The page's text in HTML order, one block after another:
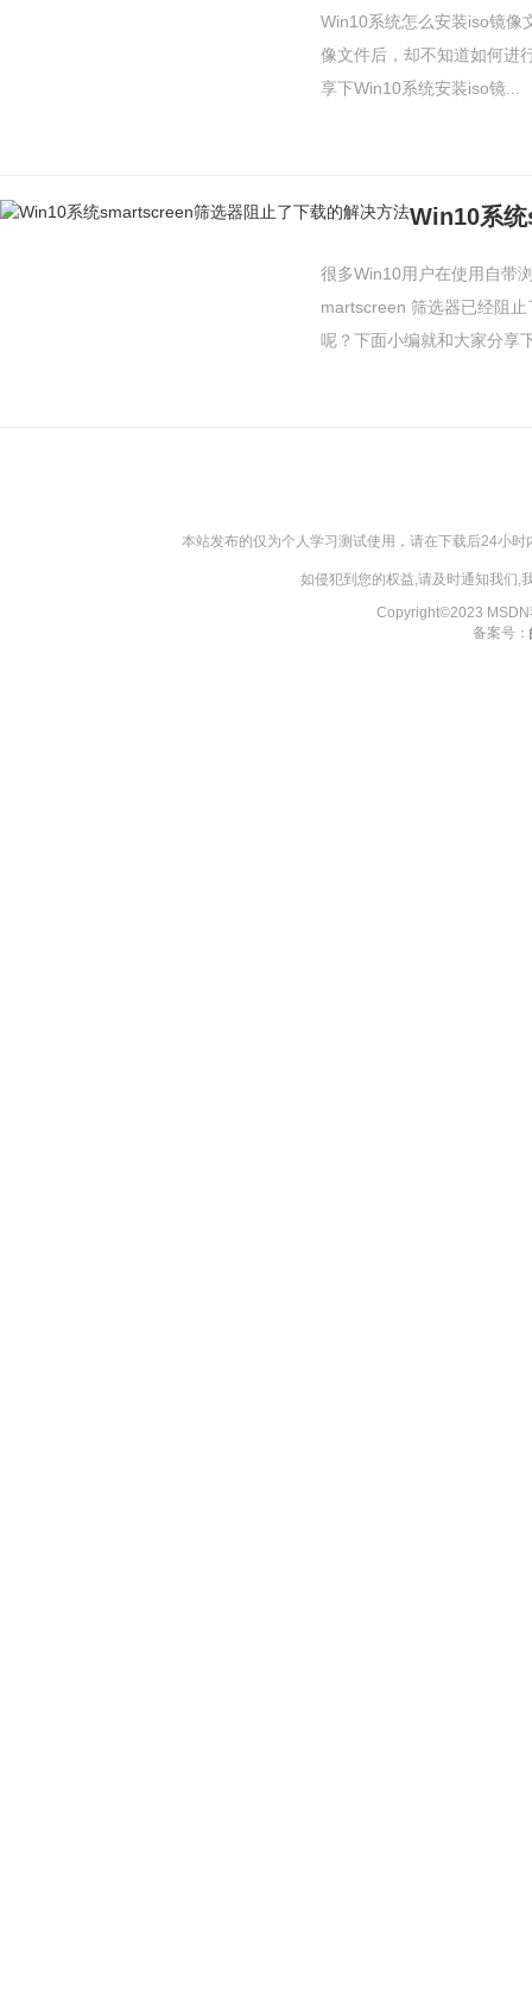
Win10系统怎么安装iso镜像
像文件后，却不知道如何进
享下Win10系统安装iso镜...
很多Win10用户在使用自带
martscreen 筛选器已经阻
呢？下面小编就和大家分享
本站发布的仅为个人学习测试使用，请在下载后24小
如侵犯到您的权益,请及时通知我们,
Copyright©2023
备案号：